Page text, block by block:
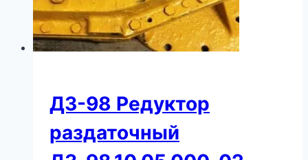
ДЗ-98 Редуктор
раздаточный